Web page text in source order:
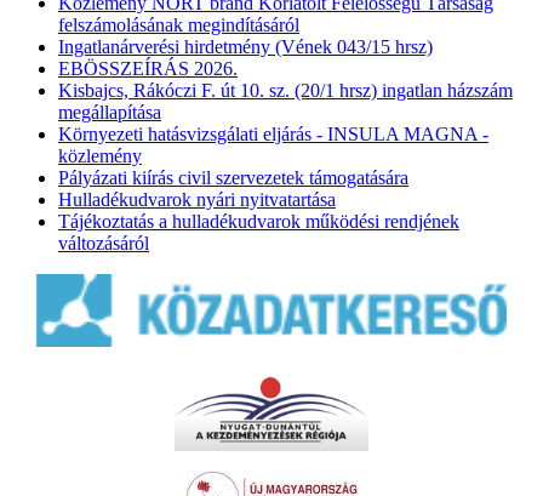
felszámolásának megindításáról
Ingatlanárverési hirdetmény (Vének 043/15 hrsz)
EBÖSSZEÍRÁS 2026.
Kisbajcs, Rákóczi F. út 10. sz. (20/1 hrsz) ingatlan házszám
megállapítása
Környezeti hatásvizsgálati eljárás - INSULA MAGNA -
közlemény
Pályázati kiírás civil szervezetek támogatására
Hulladékudvarok nyári nyitvatartása
Tájékoztatás a hulladékudvarok működési rendjének
változásáról